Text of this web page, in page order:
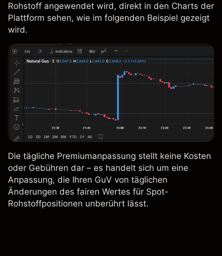
Rohstoff angewendet wird, direkt in den Charts der
Plattform sehen, wie im folgenden Beispiel gezeigt
wird.
Die tägliche Premiumanpassung stellt keine Kosten
oder Gebühren dar – es handelt sich um eine
Anpassung, die Ihren GuV von täglichen
Änderungen des fairen Wertes für Spot-
Rohstoffpositionen unberührt lässt.